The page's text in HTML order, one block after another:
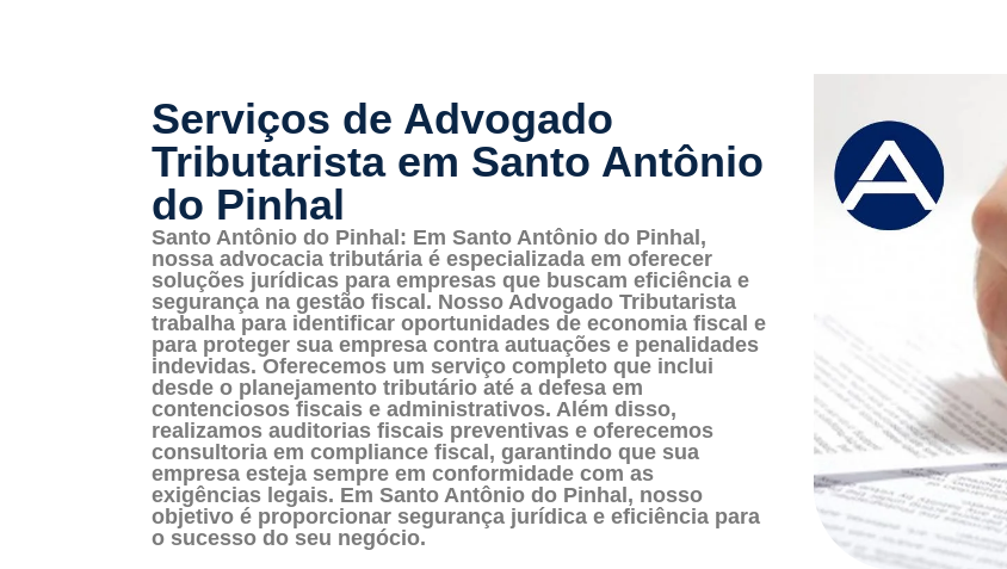
Serviços de Advogado
Tributarista em Santo Antônio
do Pinhal
Santo Antônio do Pinhal: Em Santo Antônio do Pinhal,
nossa advocacia tributária é especializada em oferecer
soluções jurídicas para empresas que buscam eficiência e
segurança na gestão fiscal. Nosso Advogado Tributarista
trabalha para identificar oportunidades de economia fiscal e
para proteger sua empresa contra autuações e penalidades
indevidas. Oferecemos um serviço completo que inclui
desde o planejamento tributário até a defesa em
contenciosos fiscais e administrativos. Além disso,
realizamos auditorias fiscais preventivas e oferecemos
consultoria em compliance fiscal, garantindo que sua
empresa esteja sempre em conformidade com as
exigências legais. Em Santo Antônio do Pinhal, nosso
objetivo é proporcionar segurança jurídica e eficiência para
o sucesso do seu negócio.